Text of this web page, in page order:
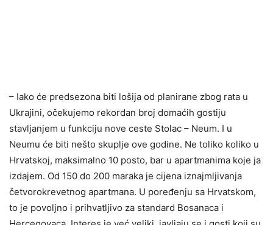
– Iako će predsezona biti lošija od planirane zbog rata u
Ukrajini, očekujemo rekordan broj domaćih gostiju
stavljanjem u funkciju nove ceste Stolac – Neum. I u
Neumu će biti nešto skuplje ove godine. Ne toliko koliko u
Hrvatskoj, maksimalno 10 posto, bar u apartmanima koje ja
izdajem. Od 150 do 200 maraka je cijena iznajmljivanja
četvorokrevetnog apartmana. U poređenju sa Hrvatskom,
to je povoljno i prihvatljivo za standard Bosanaca i